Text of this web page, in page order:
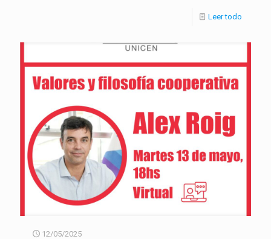
Leer todo
12/05/2025